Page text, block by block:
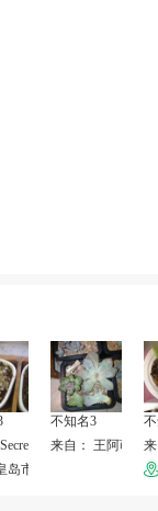
｀
岛市
不知名3
来自： 王阿萌